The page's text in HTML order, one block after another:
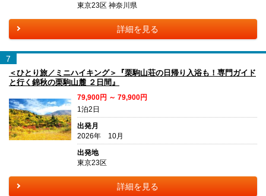
東京23区 神奈川県
詳細を見る
7
＜ひとり旅／ミニハイキング＞『栗駒山荘の日帰り入浴も！専門ガイド
と行く錦秋の栗駒山麓 ２日間』
79,900円 ～ 79,900円
1泊2日
出発月
2026年 10月
出発地
東京23区
詳細を見る